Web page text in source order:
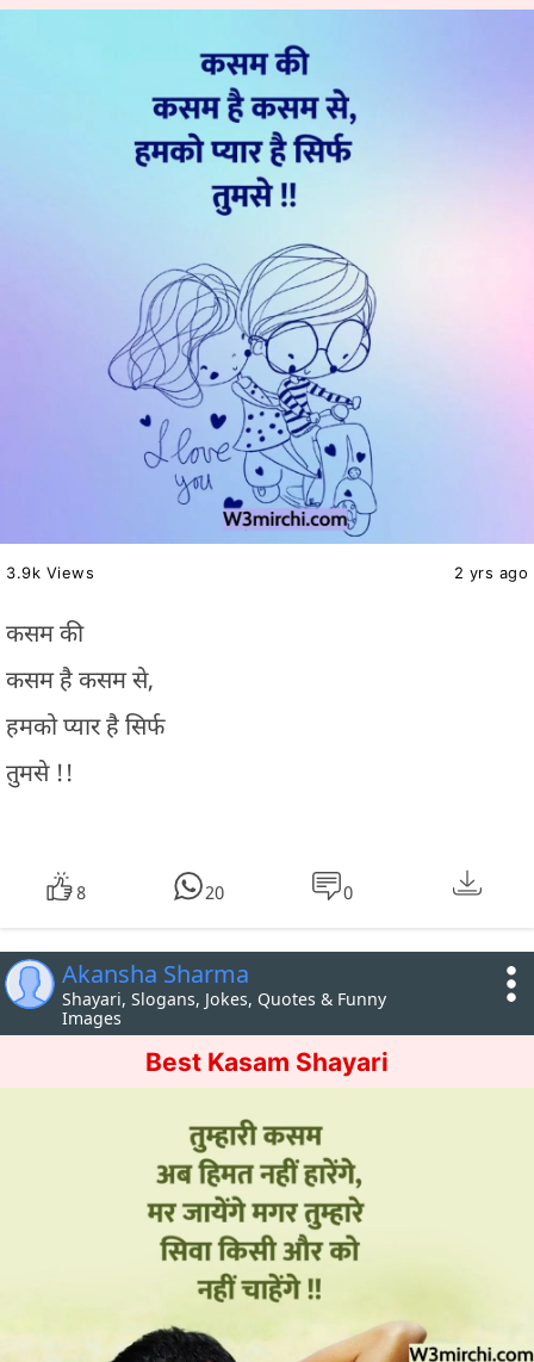
3.9k Views 2 yrs ago
कसम की
कसम है कसम से,
हमको प्यार है सिर्फ
तुमसे !!
8 20 0
Akansha Sharma
Shayari, Slogans, Jokes, Quotes & Funny
Images
Best Kasam Shayari